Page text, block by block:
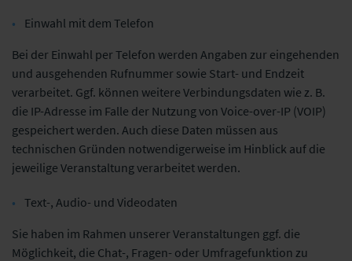
Einwahl mit dem Telefon
Bei der Einwahl per Telefon werden Angaben zur eingehenden
und ausgehenden Rufnummer sowie Start- und Endzeit
verarbeitet. Ggf. können weitere Verbindungsdaten wie z. B.
die IP-Adresse im Falle der Nutzung von Voice-over-IP (VOIP)
gespeichert werden. Auch diese Daten müssen aus
technischen Gründen notwendigerweise im Hinblick auf die
jeweilige Veranstaltung verarbeitet werden.
Text-, Audio- und Videodaten
Sie haben im Rahmen unserer Veranstaltungen ggf. die
Möglichkeit, die Chat-, Fragen- oder Umfragefunktion zu